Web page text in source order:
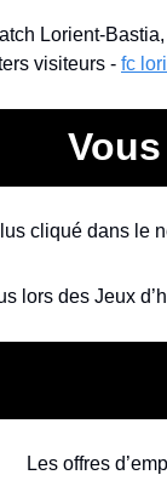
Lorient-
visiteurs - fc
cliqué dans le
lors des Jeux
Les offres